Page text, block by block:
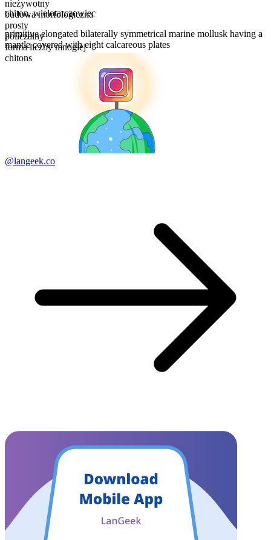
nieżywotny
budowa morfologiczna
prosty
policzalny
forma liczby mnogiej
chitons
chiton,wielotarczowiec
primitive elongated bilaterally symmetrical marine mollusk having a
mantle covered with eight calcareous plates
@langeek.co